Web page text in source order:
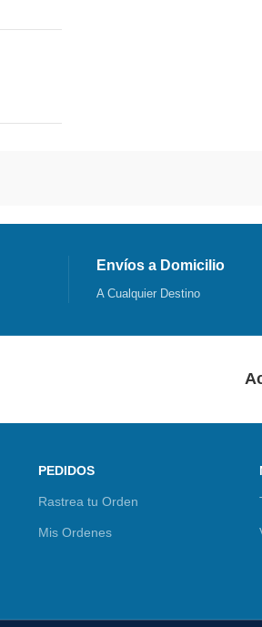
Envíos a Domicilio
A Cualquier Destino
PEDIDOS
Rastrea tu Orden
Mis Ordenes